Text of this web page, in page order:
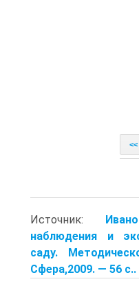
<<
Источник:
наблюдения и
саду.
Сфера,2009. — 56 с..